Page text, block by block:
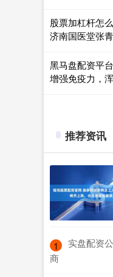
股票加杠杆怎
济南国医堂张
黑马盘配资平
增强免疫力，
推荐资讯
1
实盘配资
商